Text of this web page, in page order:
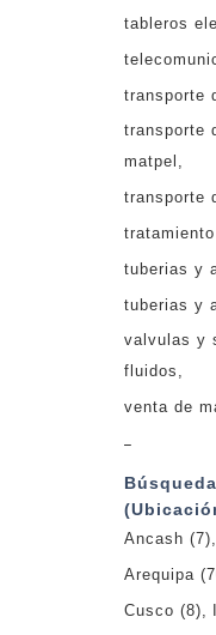
tableros
transporte
transporte
matpel
transporte
tuberias y
tuberias y
valvulas y
fluidos
venta de
Ancash (7)
Arequipa
Cusco (8)